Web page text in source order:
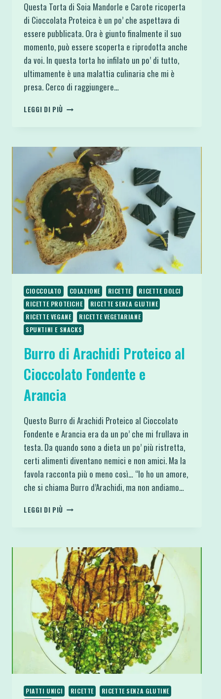
Questa Torta di Soia Mandorle e Carote ricoperta
di Cioccolata Proteica è un po’ che aspettava di
essere pubblicata. Ora è giunto finalmente il suo
momento, può essere scoperta e riprodotta anche
da voi. In questa torta ho infilato un po’ di tutto,
ultimamente è una malattia culinaria che mi è
presa. Cerco di raggiungere…
LEGGI DI PIÙ TORTA
E
CAROTE
RICOPERTA
DI
CIOCCOLATA
PROTEICA
CIOCCOLATO COLAZIONE RICETTE
RICETTE DOLCI
RICETTE PROTEICHE
RICETTE SENZA GLUTINE
RICETTE VEGANE
RICETTE VEGETARIANE
SPUNTINI E SNACKS
Burro di Arachidi Proteico al
Cioccolato Fondente e
Arancia
Questo Burro di Arachidi Proteico al Cioccolato
Fondente e Arancia era da un po’ che mi frullava in
testa. Da quando sono a dieta un po’ più ristretta,
certi alimenti diventano nemici e non amici. Ma la
favola racconta più o meno così… “Io ho un amore,
che si chiama Burro d’Arachidi, ma non andiamo…
LEGGI DI PIÙ BURRO
AL
CIOCCOLATO
FONDENTE
E
ARANCIA
PIATTI UNICI RICETTE
RICETTE SENZA GLUTINE